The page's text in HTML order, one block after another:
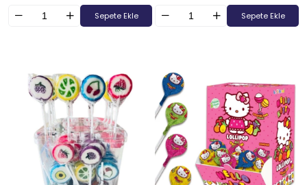
Sepete Ekle Sepete Ekle